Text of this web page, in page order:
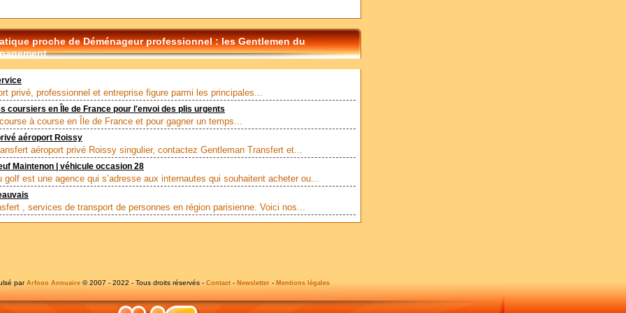
proche de Déménageur professionnel : les Gentlemen du
privé, professionnel et entreprise figure parmi les principales...
coursiers en Île de France pour l'envoi des plis urgents
à course en Île de France et pour gagner un temps...
aéroport Roissy
aéroport privé Roissy singulier, contactez Gentleman Transfert et...
Maintenon | véhicule occasion 28
golf est une agence qui s’adresse aux internautes qui souhaitent acheter ou...
, services de transport de personnes en région parisienne. Voici nos...
par Arfooo Annuaire © 2007 - 2022 - Tous droits réservés - Contact - Newsletter - Mentions légales